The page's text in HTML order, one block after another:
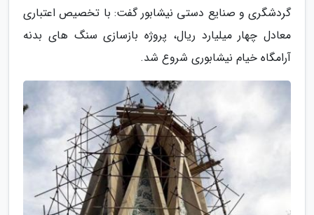
گردشگری و صنایع دستی نیشابور گفت: با تخصیص اعتباری
معادل چهار میلیارد ریال، پروژه بازسازی سنگ های بدنه
آرامگاه خیام نیشابوری شروع شد.